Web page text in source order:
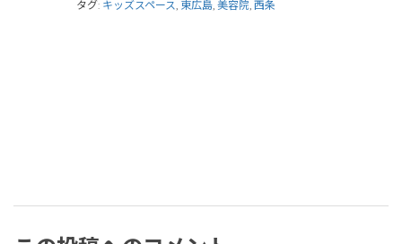
タグ: キッズスペース 東広島 美容院 西条